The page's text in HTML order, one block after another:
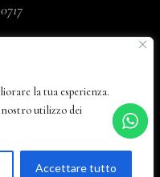
la tua esperienza.
utilizzo dei
Accettare tutto